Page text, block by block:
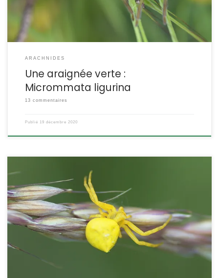
ARACHNIDES
Une araignée verte :
Micrommata ligurina
13 commentaires
Publié 19 décembre 2020
Ce thomise se reconnaît à sa coloration vive bien que
homochromique et à ses formes anguleuses. Redoutable
chasseur à l’affut il capture des proies bien plus grosses que lui
qu’il immobilise d’une morsure en arrière de la tête. Thomisus
onustus Walckenaer,1806 Le thomise chargé POSITION
SYSTÉMATIQUE : Arachnide, Araneae Famille des Thomisidae Les
[…]